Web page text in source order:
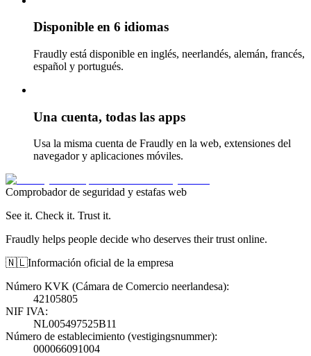
Disponible en 6 idiomas
Fraudly está disponible en inglés, neerlandés, alemán, francés,
español y portugués.
Una cuenta, todas las apps
Usa la misma cuenta de Fraudly en la web, extensiones del
navegador y aplicaciones móviles.
Comprobador de seguridad y estafas web
See it. Check it. Trust it.
Fraudly helps people decide who deserves their trust online.
🇳🇱Información oficial de la empresa
Número KVK (Cámara de Comercio neerlandesa):
42105805
NIF IVA:
NL005497525B11
Número de establecimiento (vestigingsnummer):
000066091004